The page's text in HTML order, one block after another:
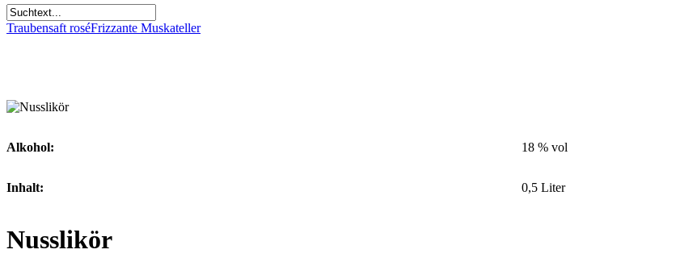
Traubensaft roséFrizzante Muskateller
Alkohol: 18 % vol
Inhalt: 0,5 Liter
Nusslikör